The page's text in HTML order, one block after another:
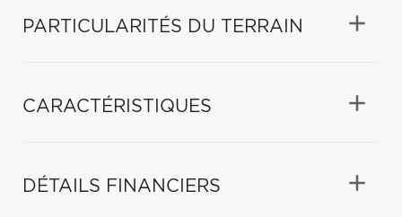
PARTICULARITÉS DU TERRAIN
CARACTÉRISTIQUES
DÉTAILS FINANCIERS